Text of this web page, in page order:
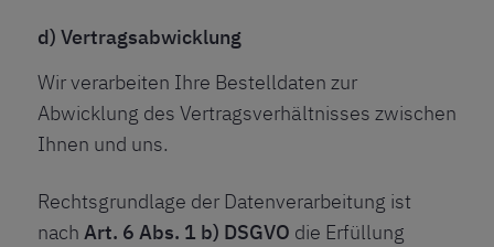
d) Vertragsabwicklung
Wir verarbeiten Ihre Bestelldaten zur
Abwicklung des Vertragsverhältnisses zwischen
Ihnen und uns.
Rechtsgrundlage der Datenverarbeitung ist
nach Art. 6 Abs. 1 b) DSGVO die Erfüllung